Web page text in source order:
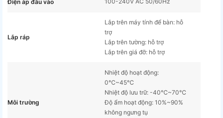
Điện áp đầu vào
Lắp ráp
Lắp trên máy tính để bàn: hỗ
trợ
Lắp trên tường: hỗ trợ
Lắp trên giá đỡ: hỗ trợ
Môi trường
Nhiệt độ hoạt động:
0℃~45℃
Nhiệt độ lưu trữ: -40℃~70℃
Độ ẩm hoạt động: 10%~90%
không ngưng tụ